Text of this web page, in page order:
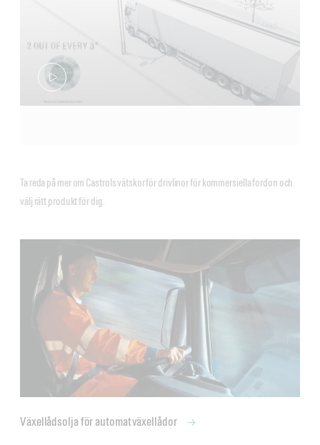
Ta reda på mer om Castrols vätskor för drivlinor för kommersiella fordon och
välj rätt produkt för dig.
Växellådsolja för automatväxellådor